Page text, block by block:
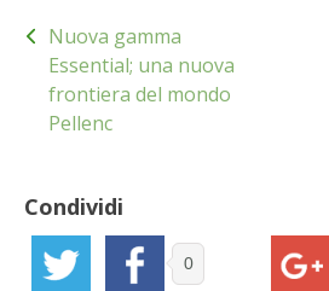
VIGNETO BIO
GARDENA
VERONESI
articoli
Nuova gamma
Essential; una nuova
frontiera del mondo
Pellenc
Condividi
0